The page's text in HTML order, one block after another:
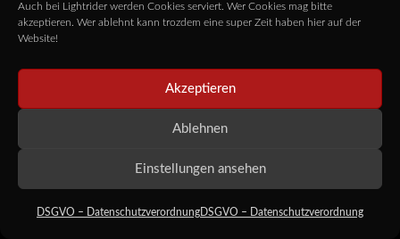
Auch bei Lightrider werden Cookies serviert. Wer Cookies mag bitte
akzeptieren. Wer ablehnt kann trozdem eine super Zeit haben hier auf der
Website!
Akzeptieren
Ablehnen
Einstellungen ansehen
DSGVO – Datenschutzverordnung DSGVO – Datenschutzverordnung